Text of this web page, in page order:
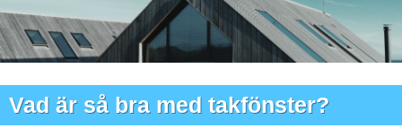
LÄNKAR
Vad är så bra med takfönster?